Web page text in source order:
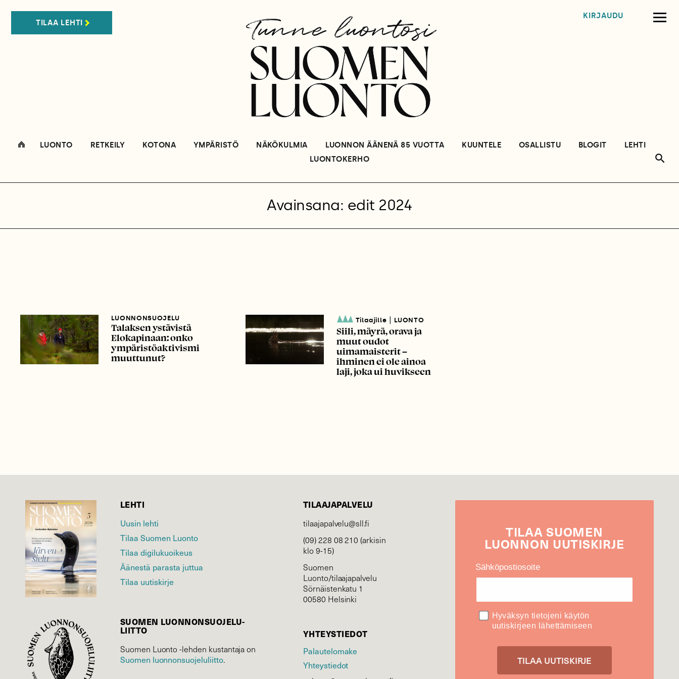
TILAA LEHTI
KIRJAUDU
LUONTO RETKEILY KOTONA YMPÄRISTÖ NÄKÖKULMIA LUONNON ÄÄNENÄ 85 VUOTTA KUUNTELE OSALLISTU BLOGIT
LEHTI
LUONTOKERHO
Avainsana: edit 2024
LUONNONSUOJELU
Talaksen ystävistä
Elokapinaan: onko
ympäristöaktivismi
muuttunut?
Tilaajille LUONTO
Siili, mäyrä, orava ja
muut oudot
uimamaisterit –
ihminen ei ole ainoa
laji, joka ui huvikseen
LEHTI
Uusin lehti
Tilaa Suomen Luonto
Tilaa digilukuoikeus
Äänestä parasta juttua
Tilaa uutiskirje
SUOMEN LUONNON­SUOJELU­
LIITTO
Suomen Luonto -lehden kustantaja on
Suomen luonnonsuojelu­liitto.
TILAAJAPALVELU
tilaajapalvelu@sll.fi
(09) 228 08 210 (arkisin
klo 9-15)
Suomen
Luonto/tilaajapalvelu
Sörnäistenkatu 1
00580 Helsinki
YHTEYSTIEDOT
Palautelomake
Yhteystiedot
TILAASUOMEN
LUONNON UUTIS­KIRJE
Sähköpostiosoite
Hyväksyn tietojeni käytön
uutiskirjeen lähettämiseen